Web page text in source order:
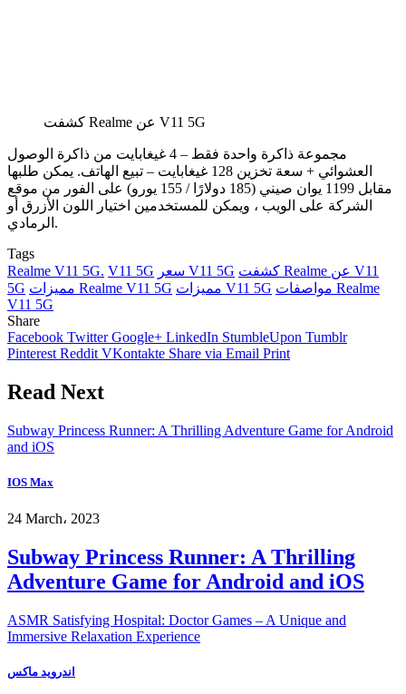
كشفت Realme عن V11 5G
مجموعة ذاكرة واحدة فقط – 4 غيغابايت من ذاكرة الوصول
العشوائي + سعة تخزين 128 غيغابايت – تبيع الهاتف. يمكن طلبها
مقابل 1199 يوان صيني (185 دولارًا / 155 يورو) على الفور من موقع
الشركة على الويب ، ويمكن للمستخدمين اختيار اللون الأزرق أو
الرمادي.
Tags
Realme V11 5G. V11 5G سعر V11 5G كشفت Realme عن V11
5G
مميزات Realme V11 5G مميزات V11 5G مواصفات Realme
V11 5G
Share
Facebook Twitter Google+ LinkedIn StumbleUpon Tumblr
Pinterest Reddit VKontakte Share via Email Print
Read Next
Subway Princess Runner: A Thrilling Adventure Game for Android
and iOS
IOS Max
24 March، 2023
Subway Princess Runner: A Thrilling
Adventure Game for Android and iOS
ASMR Satisfying Hospital: Doctor Games – A Unique and
Immersive Relaxation Experience
اندرويد ماكس